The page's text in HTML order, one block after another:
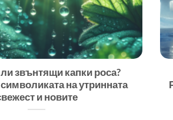
звънтящи капки роса?
на утринната
и новите